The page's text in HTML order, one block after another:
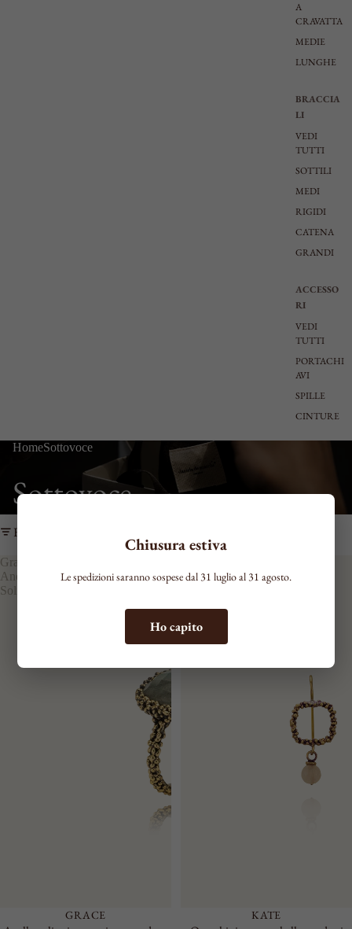
Chiusura estiva
Le spedizioni saranno sospese dal 31 luglio al 31 agosto.
Ho capito
A
CRAVATTA
MEDIE
LUNGHE
BRACCIA
LI
VEDI
TUTTI
SOTTILI
MEDI
RIGIDI
CATENA
GRANDI
ACCESSO
RI
VEDI
TUTTI
PORTACHI
AVI
SPILLE
CINTURE
HomeSottovoce
Sottovoce
Filtro
Grace
Anello
Solitario
GRACE
Orecchini
KATE